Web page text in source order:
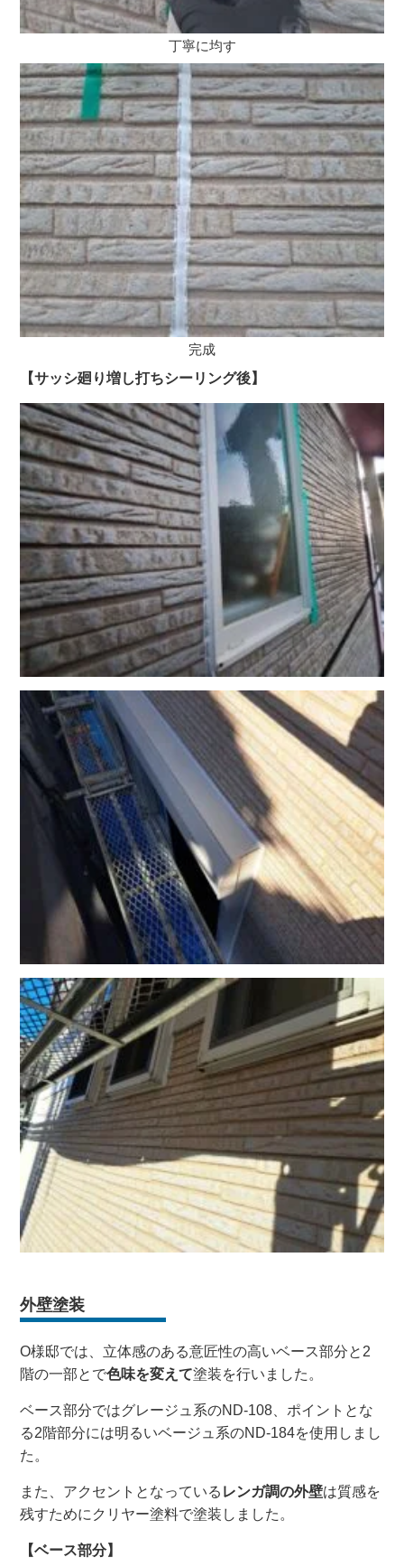
丁寧に均す
完成
【サッシ廻り増し打ちシーリング後】
外壁塗装
O様邸では、立体感のある意匠性の高いベース部分と2
階の一部とで色味を変えて塗装を行いました。
ベース部分ではグレージュ系のND-108、ポイントとな
る2階部分には明るいベージュ系のND-184を使用しまし
た。
また、アクセントとなっている レンガ調の外壁は質感を
残すためにクリヤー塗料で塗装しました。
【ベース部分】